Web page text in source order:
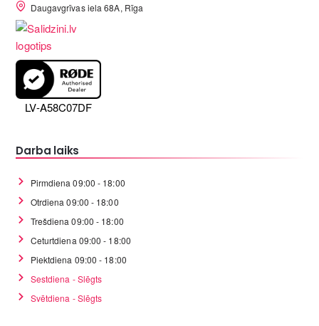
Daugavgrīvas iela 68A, Rīga
LV-A58C07DF
Darba laiks
Pirmdiena 09:00 - 18:00
Otrdiena 09:00 - 18:00
Trešdiena 09:00 - 18:00
Ceturtdiena 09:00 - 18:00
Piektdiena 09:00 - 18:00
Sestdiena - Slēgts
Svētdiena - Slēgts